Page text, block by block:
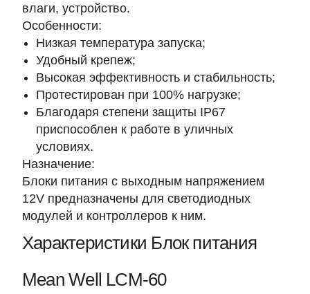
влаги, устройство.
Особенности:
Низкая температура запуска;
Удобный крепеж;
Высокая эффективность и стабильность;
Протестирован при 100% нагрузке;
Благодаря степени защиты IP67
приспособлен к работе в уличных
условиях.
Назначение:
Блоки питания с выходным напряжением
12V предназначены для светодиодных
модулей и контроллеров к ним.
Характеристики Блок питания
Mean Well LCM-60